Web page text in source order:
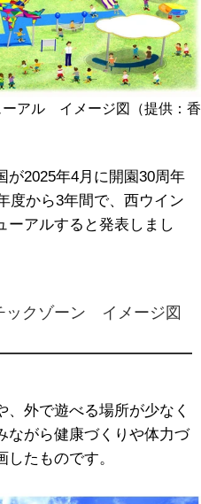
アル イメージ図（提供：香
2025年4月に開園30周年
度から3年間で、西ウイン
ーアルすると発表しまし
ックゾーン イメージ図
外で遊べる場所が少なく
ながら健康づくりや体力づ
たものです。